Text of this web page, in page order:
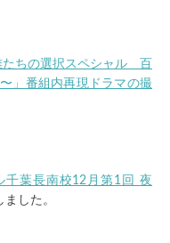
たちの選択スペシャル 百
」番組内再現ドラマの撮
千葉長南校12月第1回 夜
した。